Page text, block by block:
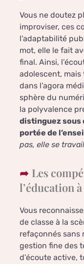
Vous ne doutez
improviser, ces
l’adaptabilité
mot, elle le fait
final. Ainsi,
adolescent,
dans l’agora
sphère du
la polyvalence
distinguez sous
portée de
pas, elle se
Les
l’éducation
Vous
de classe à la
refaçonnés sans
gestion fine des
d’écoute active,